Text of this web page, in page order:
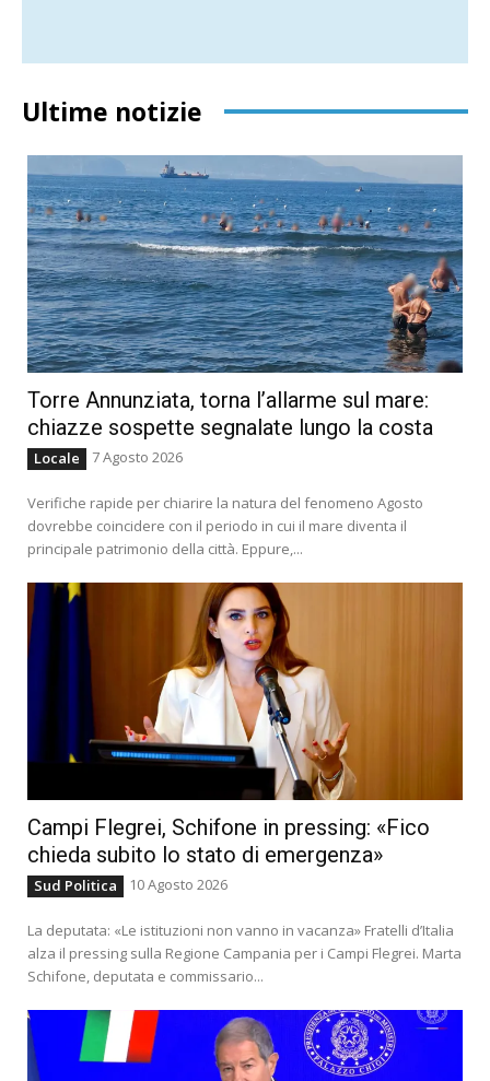
Ultime notizie
Torre Annunziata, torna l’allarme sul mare:
chiazze sospette segnalate lungo la costa
Locale 7 Agosto 2026
Verifiche rapide per chiarire la natura del fenomeno Agosto
dovrebbe coincidere con il periodo in cui il mare diventa il
principale patrimonio della città. Eppure,...
Campi Flegrei, Schifone in pressing: «Fico
chieda subito lo stato di emergenza»
Sud Politica 10 Agosto 2026
La deputata: «Le istituzioni non vanno in vacanza» Fratelli d’Italia
alza il pressing sulla Regione Campania per i Campi Flegrei. Marta
Schifone, deputata e commissario...